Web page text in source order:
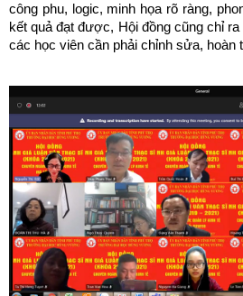
công phu, logic, minh họa rõ ràng,
kết quả đạt được, Hội đồng cũng chỉ
các học viên cần phải chỉnh sửa, hoàn